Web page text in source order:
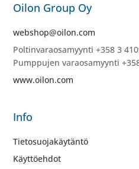
Oilon Group Oy
webshop@oilon.com
Poltinvaraosamyynti +358 3
Pumppujen varaosamyynti
www.oilon.com
Info
Tietosuojakäytäntö
Käyttöehdot